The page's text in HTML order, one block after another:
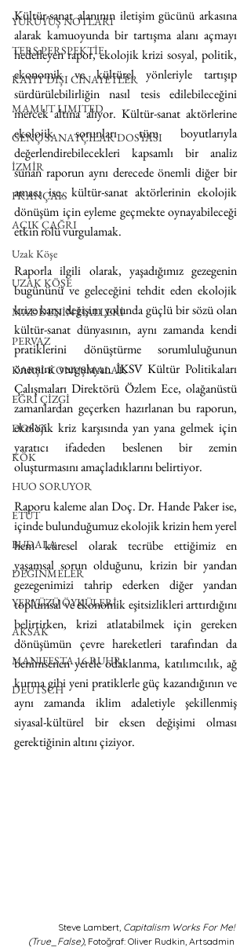
YÜRÜYÜŞ NOTLARI
TERS PERSPEKTİF
KAYIT DIŞI CİNAYETLER
MAMUT LIMITED
GENÇ SANATÇILAR DOSYASI
İZMİR
FRANÇAIS
AÇIK ÇAĞRI
Uzak Köşe
UZAK KÖŞE
MADDENİN HALLERİ
PERVAZ
KARŞI-KONUŞMALAR
EĞRİ ÇİZGİ
DOSYA
KÖK
HUO SORUYOR
ETÜT
BUDALA
DEĞİNMELER
YERYÜZÜ ÖYKÜLERİ
AKSAK
MANIFESTA 16 RUHR
DEUTSCH
Kültür-sanat alanının iletişim gücünü arkasına
alarak kamuoyunda bir tartışma alanı açmayı
hedefleyen rapor, ekolojik krizi sosyal, politik,
ekonomik ve kültürel yönleriyle tartışıp
sürdürülebilirliğin nasıl tesis edilebileceğini
mercek altına alıyor. Kültür-sanat aktörlerine
ekolojik sorunları tüm boyutlarıyla
değerlendirebilecekleri kapsamlı bir analiz
sunan raporun aynı derecede önemli diğer bir
amacı ise, kültür-sanat aktörlerinin ekolojik
dönüşüm için eyleme geçmekte oynayabileceği
etkin rolü vurgulamak.
Raporla ilgili olarak, yaşadığımız gezegenin
bugününü ve geleceğini tehdit eden ekolojik
krize karşı değişim yolunda güçlü bir sözü olan
kültür-sanat dünyasının, aynı zamanda kendi
pratiklerini dönüştürme sorumluluğunun
önemini vurgulayan İKSV Kültür Politikaları
Çalışmaları Direktörü Özlem Ece, olağanüstü
zamanlardan geçerken hazırlanan bu raporun,
ekolojik kriz karşısında yan yana gelmek için
yaratıcı ifadeden beslenen bir zemin
oluşturmasını amaçladıklarını belirtiyor.
Raporu kaleme alan Doç. Dr. Hande Paker ise,
içinde bulunduğumuz ekolojik krizin hem yerel
hem küresel olarak tecrübe ettiğimiz en
yaşamsal sorun olduğunu, krizin bir yandan
gezegenimizi tahrip ederken diğer yandan
toplumsal ve ekonomik eşitsizlikleri arttırdığını
belirtirken, krizi atlatabilmek için gereken
dönüşümün çevre hareketleri tarafından da
benimsenen yerele odaklanma, katılımcılık, ağ
kurma gibi yeni pratiklerle güç kazandığının ve
aynı zamanda iklim adaletiyle şekillenmiş
siyasal-kültürel bir eksen değişimi olması
gerektiğinin altını çiziyor.
Steve Lambert, Capitalism Works For Me!
(True_False), Fotoğraf: Oliver Rudkin, Artsadmin